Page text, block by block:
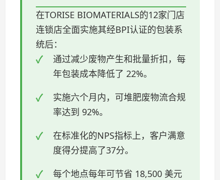
在TORISE BIOMATERIALS的12家门店
连锁店全面实施其经BPI认证的包装系
统后：
通过减少废物产生和批量折扣，每
年包装成本降低了 22%。
实施六个月内，可堆肥废物流合规
率达到 92%。
在标准化的NPS指标上，客户满意
度得分提高了37分。
每个地点每年可节省 18,500 美元